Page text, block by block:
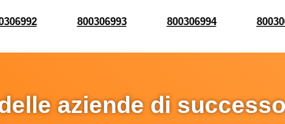
800306993 800306994
aziende di